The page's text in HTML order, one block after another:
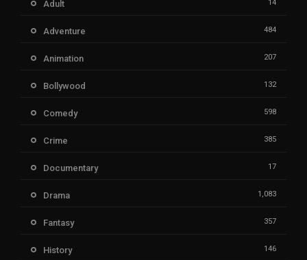
Adult 14
Adventure 484
Animation 207
Bollywood 132
Comedy 598
Crime 385
Documentary 17
Drama 1,083
Fantasy 357
History 146